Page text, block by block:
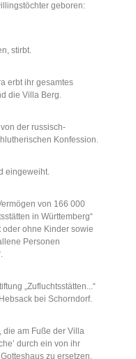
geboren:
stirbt.
erbt ihr gesamtes
die Villa Berg.
der russisch-
Konfession.
eingeweiht.
von 166 000
in Württemberg“
oder ohne Kinder sowie
Personen
„Zufluchtsstätten...“
bei Schorndorf.
die am Fuße der Villa
durch ein von ihr
zu ersetzen.